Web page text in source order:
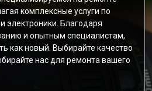
комплексные услуги по
электроники. Благодаря
и опытным специалистам,
как новый. Выбирайте качество
нас для ремонта вашего